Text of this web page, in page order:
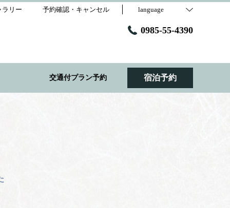
ラリー 予約確認・キャンセル language
0985-55-4390
交通付プラン予約 宿泊予約